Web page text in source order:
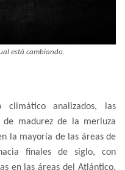
está cambiando.
climático analizados, las
madurez de la merluza
la mayoría de las áreas de
finales de siglo, con
en las áreas del Atlántico.